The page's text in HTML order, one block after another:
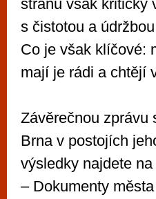
stranu však kriticky
s čistotou a
Co je však klíčové:
mají je rádi a chtějí
Závěrečnou zprávu
Brna v postojích
výsledky najdete
– Dokumenty